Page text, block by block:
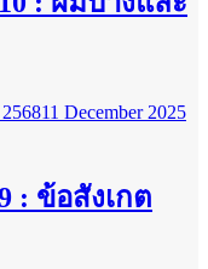
11 December 2025
: ข้อสังเกต